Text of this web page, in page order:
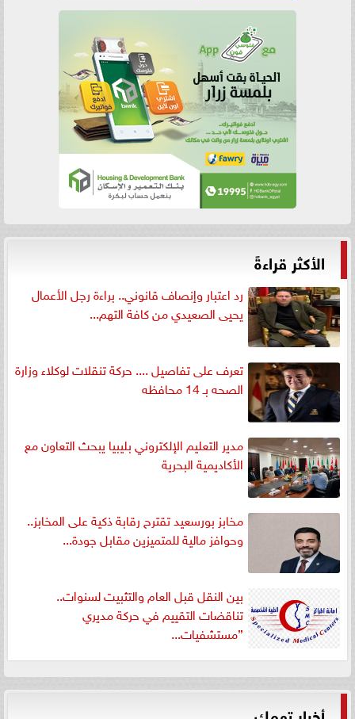
الأكثر قراءةً
رد اعتبار وإنصاف قانوني.. براءة رجل الأعمال
يحيى الصعيدي من كافة التهم...
تعرف على تفاصيل .... حركة تنقلات لوكلاء وزارة
الصحه بـ 14 محافظه
مدير التعليم الإلكتروني بليبيا يبحث التعاون مع
الأكاديمية البحرية
مخابز بورسعيد تقترح رقابة ذكية على المخابز..
وحوافز مالية للمتميزين مقابل جودة...
بين النقل قبل العام والتثبيت لسنوات..
تناقضات التقييم في حركة مديري
”مستشفيات...